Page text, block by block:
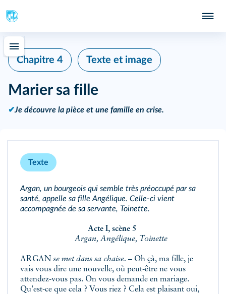
Chapitre 4 Texte et image
Marier sa fille
✔Je découvre la pièce et une famille en crise.
Texte
Argan, un bourgeois qui semble très préoccupé par sa
santé, appelle sa fille Angélique. Celle-ci vient
accompagnée de sa servante, Toinette.
Acte I, scène 5
Argan, Angélique, Toinette
ARGAN se met dans sa chaise. – Oh çà, ma fille, je
vais vous dire une nouvelle, où peut-être ne vous
attendez-vous pas. On vous demande en mariage.
Qu'est-ce que cela ? Vous riez ? Cela est plaisant oui,